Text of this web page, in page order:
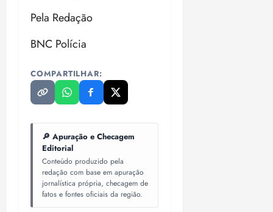
Pela Redação
BNC Polícia
COMPARTILHAR:
🔎 Apuração e Checagem
Editorial
Conteúdo produzido pela
redação com base em apuração
jornalística própria, checagem de
fatos e fontes oficiais da região.